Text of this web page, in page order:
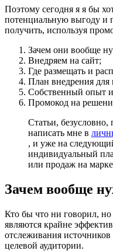
Поэтому сегодня я я бы
потенциальную выгоду и
получить, используя
Зачем они вообще
Внедряем на сайт;
Где размещать и
План внедрения для
Собственный опыт
Промокод на
Статьи,
написать мне в
, и уже на
индивидуальный
или продаж на
Зачем вообще
Кто бы что ни говорил,
являются крайне
отслеживания
целевой аудитории.